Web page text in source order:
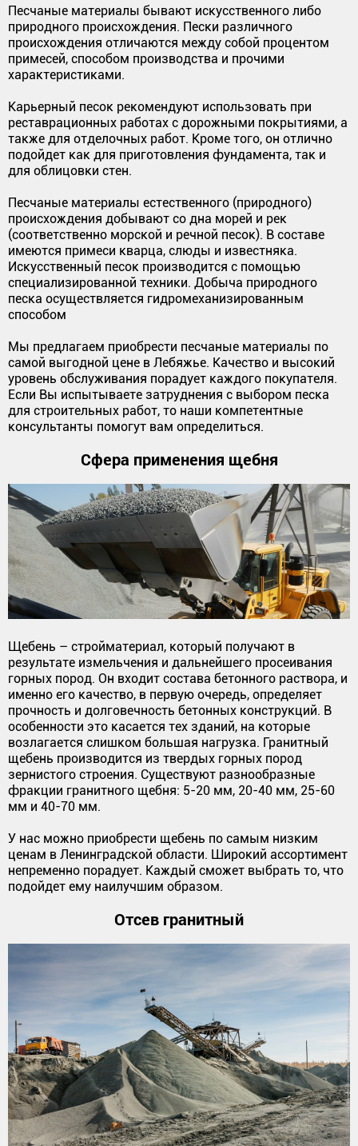
Песчаные материалы бывают искусственного либо
природного происхождения. Пески различного
происхождения отличаются между собой процентом
примесей, способом производства и прочими
характеристиками.
Карьерный песок рекомендуют использовать при
реставрационных работах с дорожными покрытиями, а
также для отделочных работ. Кроме того, он отлично
подойдет как для приготовления фундамента, так и
для облицовки стен.
Песчаные материалы естественного (природного)
происхождения добывают со дна морей и рек
(соответственно морской и речной песок). В составе
имеются примеси кварца, слюды и известняка.
Искусственный песок производится с помощью
специализированной техники. Добыча природного
песка осуществляется гидромеханизированным
способом
Мы предлагаем приобрести песчаные материалы по
самой выгодной цене в Лебяжье. Качество и высокий
уровень обслуживания порадует каждого покупателя.
Если Вы испытываете затруднения с выбором песка
для строительных работ, то наши компетентные
консультанты помогут вам определиться.
Сфера применения щебня
Щебень – стройматериал, который получают в
результате измельчения и дальнейшего просеивания
горных пород. Он входит состава бетонного раствора, и
именно его качество, в первую очередь, определяет
прочность и долговечность бетонных конструкций. В
особенности это касается тех зданий, на которые
возлагается слишком большая нагрузка. Гранитный
щебень производится из твердых горных пород
зернистого строения. Существуют разнообразные
фракции гранитного щебня: 5-20 мм, 20-40 мм, 25-60
мм и 40-70 мм.
У нас можно приобрести щебень по самым низким
ценам в Ленинградской области. Широкий ассортимент
непременно порадует. Каждый сможет выбрать то, что
подойдет ему наилучшим образом.
Отсев гранитный